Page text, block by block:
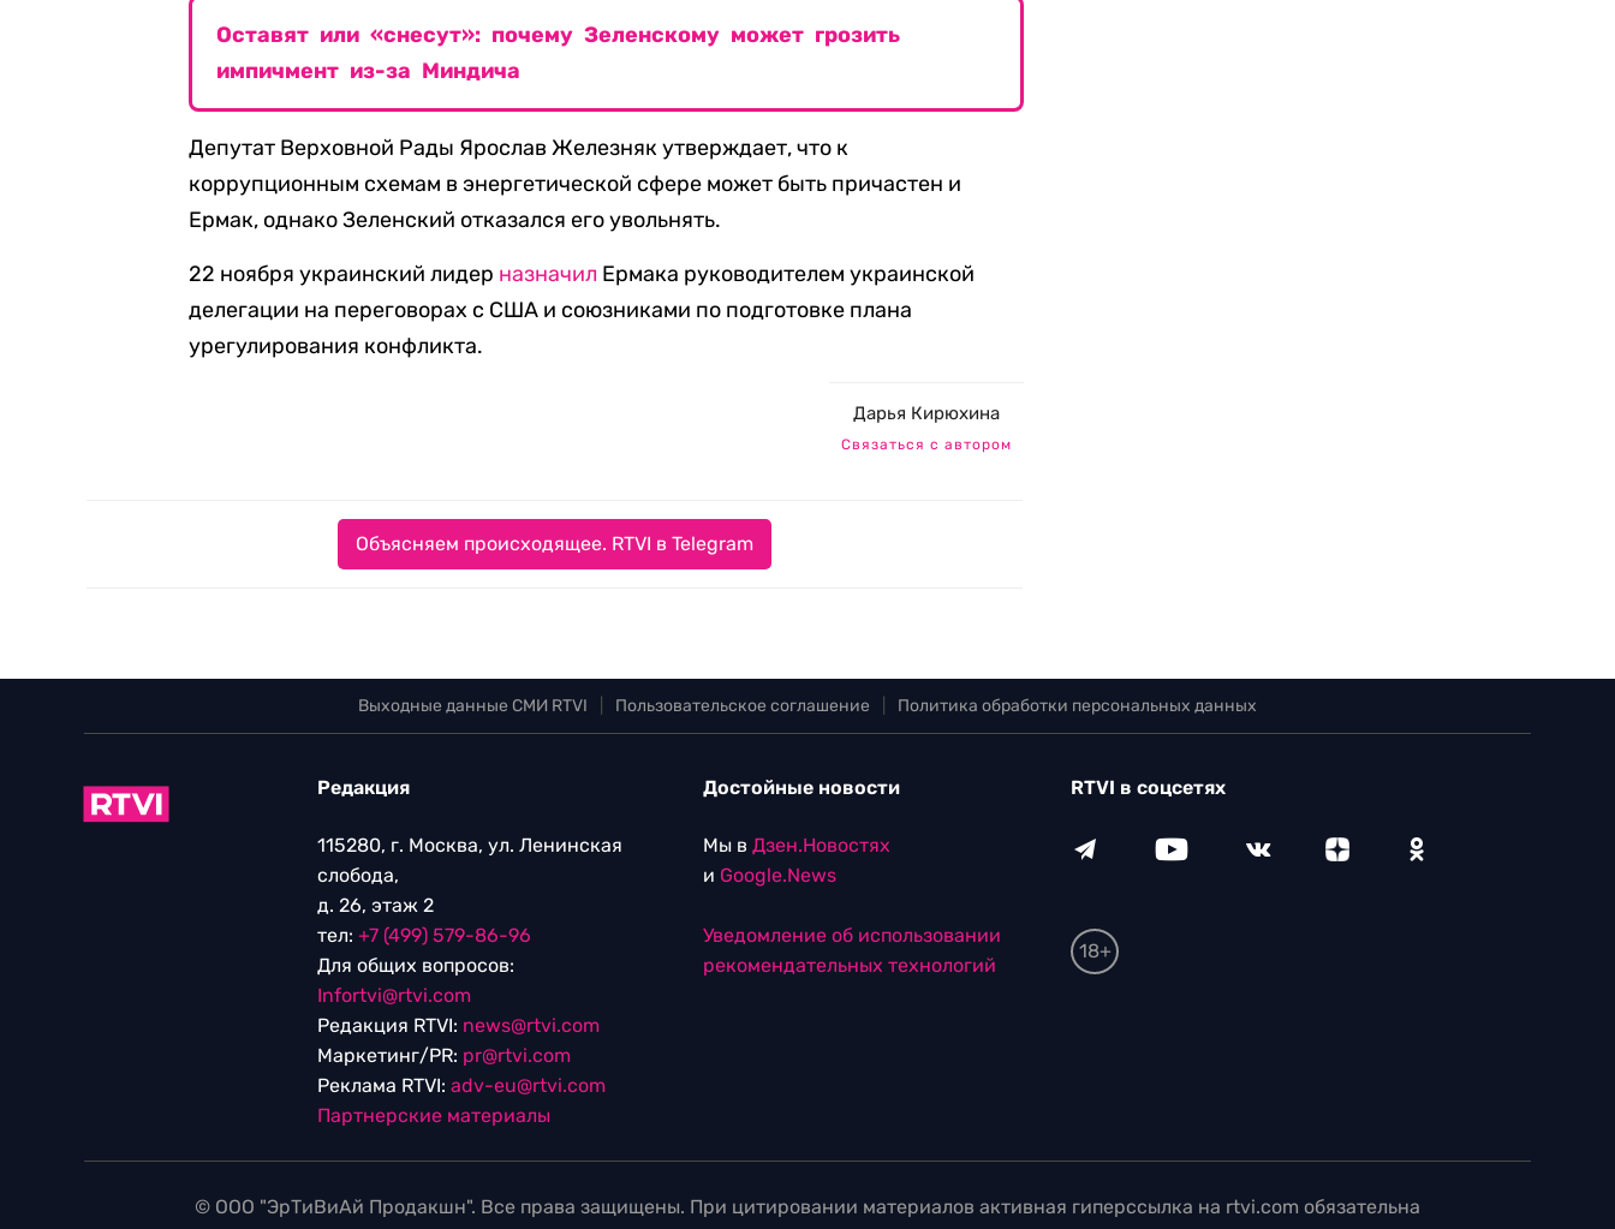
Оставят или «снесут»: почему Зеленскому может грозить
импичмент из-за Миндича
Депутат Верховной Рады Ярослав Железняк утверждает, что к
коррупционным схемам в энергетической сфере может быть причастен и
Ермак, однако Зеленский отказался его увольнять.
22 ноября украинский лидер назначил Ермака руководителем украинской
делегации на переговорах с США и союзниками по подготовке плана
урегулирования конфликта.
Дарья Кирюхина
Связаться с автором
Объясняем происходящее. RTVI в Telegram
Выходные данные СМИ RTVI Пользовательское соглашение Политика обработки персональных данных
Редакция
115280, г. Москва, ул. Ленинская
слобода,
д. 26, этаж 2
тел: +7 (499) 579-86-96
Для общих вопросов:
Infortvi@rtvi.com
Редакция RTVI: news@rtvi.com
Маркетинг/PR: pr@rtvi.com
Реклама RTVI: adv-eu@rtvi.com
Партнерские материалы
Достойные новости
Мы в Дзен.Новостях
и Google.News
Уведомление об использовании
рекомендательных технологий
RTVI в соцсетях
18+
© ООО "ЭрТиВиАй Продакшн". Все права защищены. При цитировании материалов активная гиперссылка на rtvi.com обязательна